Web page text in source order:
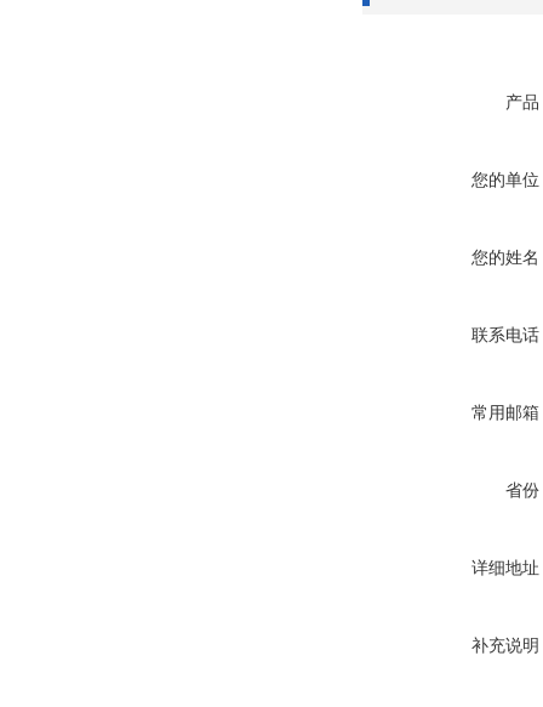
产品
您的单位
您的姓名
联系电话
常用邮箱
省份
详细地址
补充说明